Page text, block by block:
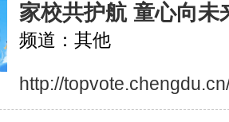
家校共护航 童心向未
频道：其他
http://